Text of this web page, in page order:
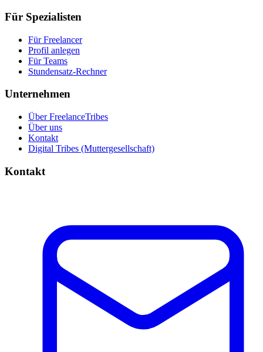
Für Spezialisten
Für Freelancer
Profil anlegen
Für Teams
Stundensatz-Rechner
Unternehmen
Über FreelanceTribes
Über uns
Kontakt
Digital Tribes (Muttergesellschaft)
Kontakt